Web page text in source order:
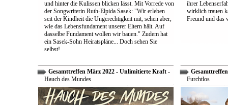
und hinter die Kulissen blicken lässt. Mit Vorrede von
der Songwriterin Ruth-Elpida Sasek: "Wir erleben
seit der Kindheit die Ungerechtigkeit mit, sehen aber,
wie das Lebensfundament unserer Eltern hält. Auf
dasselbe Fundament wollen wir bauen." Zudem hat
ein Sasek-Sohn Heiratspläne... Doch sehen Sie
selbst!
ihrer
wirklich trauen
Freund und das
Gesamttreffen März 2022 - Unlimitierte Kraft -
Hauch des Mundes
Furchtlos